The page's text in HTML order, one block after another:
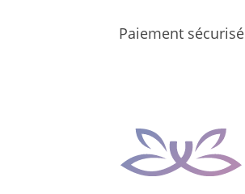
Paiement sécurisé